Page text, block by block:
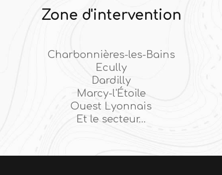
Zone d'intervention
Charbonnières-les-Bains
Ecully
Dardilly
Marcy-l'Étoile
Ouest Lyonnais
Et le secteur…